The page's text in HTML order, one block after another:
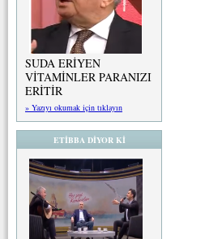
SUDA ERİYEN
VİTAMİNLER PARANIZI
ERİTİR
» Yazıyı okumak için tıklayın
ETİBBA DİYOR Kİ